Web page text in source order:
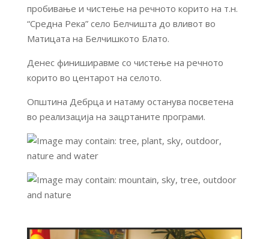
пробивање и чистење на речното корито на т.н.
“Средна Река” село Белчишта до вливот во
Матицата на Белчишкото Блато.
Денес финиширавме со чистење на речното
корито во центарот на селото.
Општина Дебрца и натаму останува посветена
во реализација на зацртаните програми.